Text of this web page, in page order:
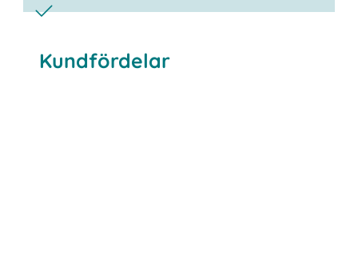
Kundfördelar